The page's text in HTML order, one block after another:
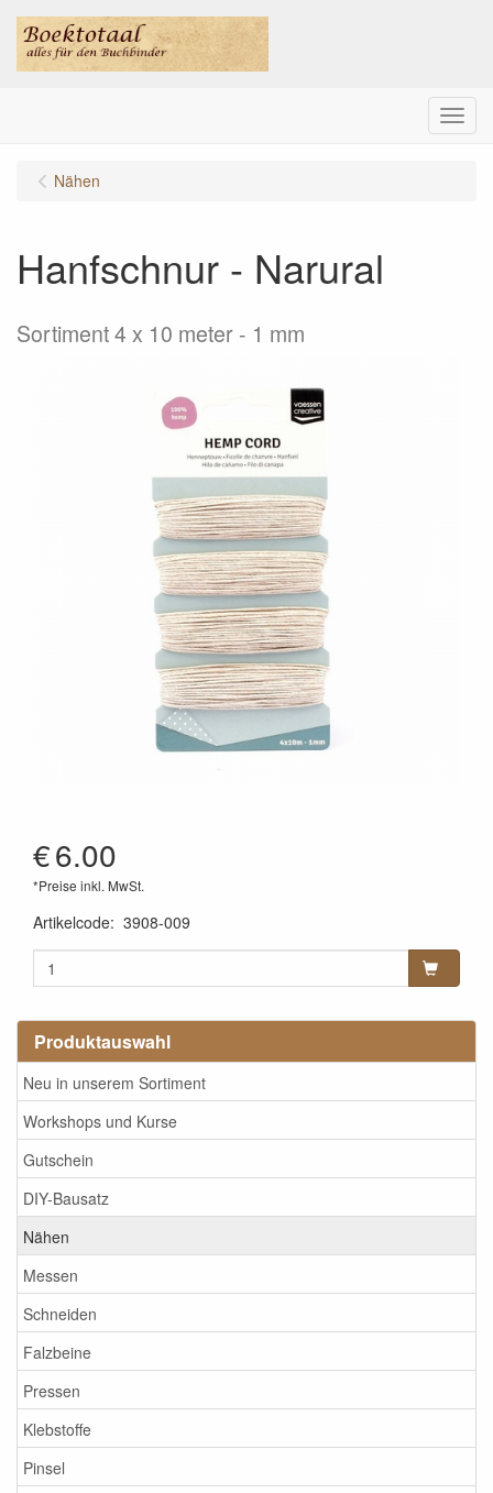
Menu
Produktauswahl
Neu in unserem Sortiment
Workshops und Kurse
Gutschein
DIY-Bausatz
Nähen
Messen
Schneiden
Falzbeine
Pressen
Klebstoffe
Pinsel
Nähen
Hanfschnur - Narural
Sortiment 4 x 10 meter - 1 mm
€6.00
*Preise inkl. MwSt.
Artikelcode: 3908-009